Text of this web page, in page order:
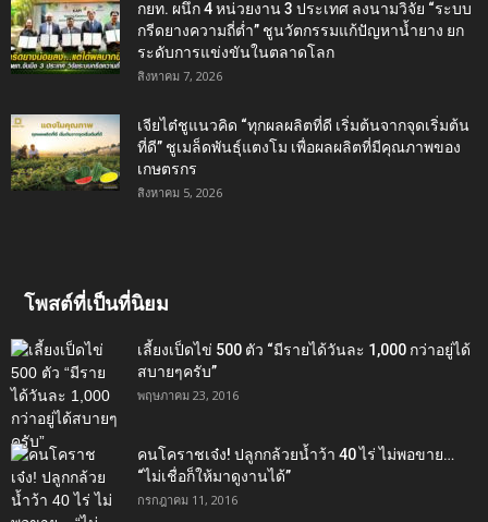
กยท. ผนึก 4 หน่วยงาน 3 ประเทศ ลงนามวิจัย “ระบบ
กรีดยางความถี่ต่ำ” ชูนวัตกรรมแก้ปัญหาน้ำยาง ยก
ระดับการแข่งขันในตลาดโลก
สิงหาคม 7, 2026
เจียไต๋ชูแนวคิด “ทุกผลผลิตที่ดี เริ่มต้นจากจุดเริ่มต้น
ที่ดี” ชูเมล็ดพันธุ์แตงโม เพื่อผลผลิตที่มีคุณภาพของ
เกษตรกร
สิงหาคม 5, 2026
โพสต์ที่เป็นที่นิยม
เลี้ยงเป็ดไข่ 500 ตัว “มีรายได้วันละ 1,000 กว่าอยู่ได้
สบายๆครับ”
พฤษภาคม 23, 2016
คนโคราชเจ๋ง! ปลูกกล้วยน้ำว้า 40 ไร่ ไม่พอขาย…
“ไม่เชื่อก็ให้มาดูงานได้”‬
กรกฎาคม 11, 2016